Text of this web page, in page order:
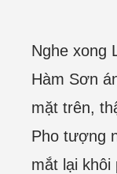
Nghe xong
Hàm Sơn
mặt trên,
Pho tượng
mắt lại